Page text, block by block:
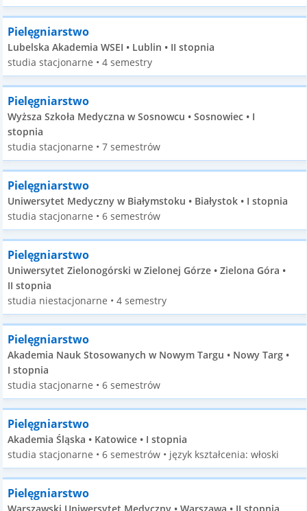
Pielęgniarstwo
Lubelska Akademia WSEI • Lublin • II stopnia
studia stacjonarne • 4 semestry
Pielęgniarstwo
Wyższa Szkoła Medyczna w Sosnowcu • Sosnowiec • I
stopnia
studia stacjonarne • 7 semestrów
Pielęgniarstwo
Uniwersytet Medyczny w Białymstoku • Białystok • I stopnia
studia stacjonarne • 6 semestrów
Pielęgniarstwo
Uniwersytet Zielonogórski w Zielonej Górze • Zielona Góra •
II stopnia
studia niestacjonarne • 4 semestry
Pielęgniarstwo
Akademia Nauk Stosowanych w Nowym Targu • Nowy Targ •
I stopnia
studia stacjonarne • 6 semestrów
Pielęgniarstwo
Akademia Śląska • Katowice • I stopnia
studia stacjonarne • 6 semestrów • język kształcenia: włoski
Pielęgniarstwo